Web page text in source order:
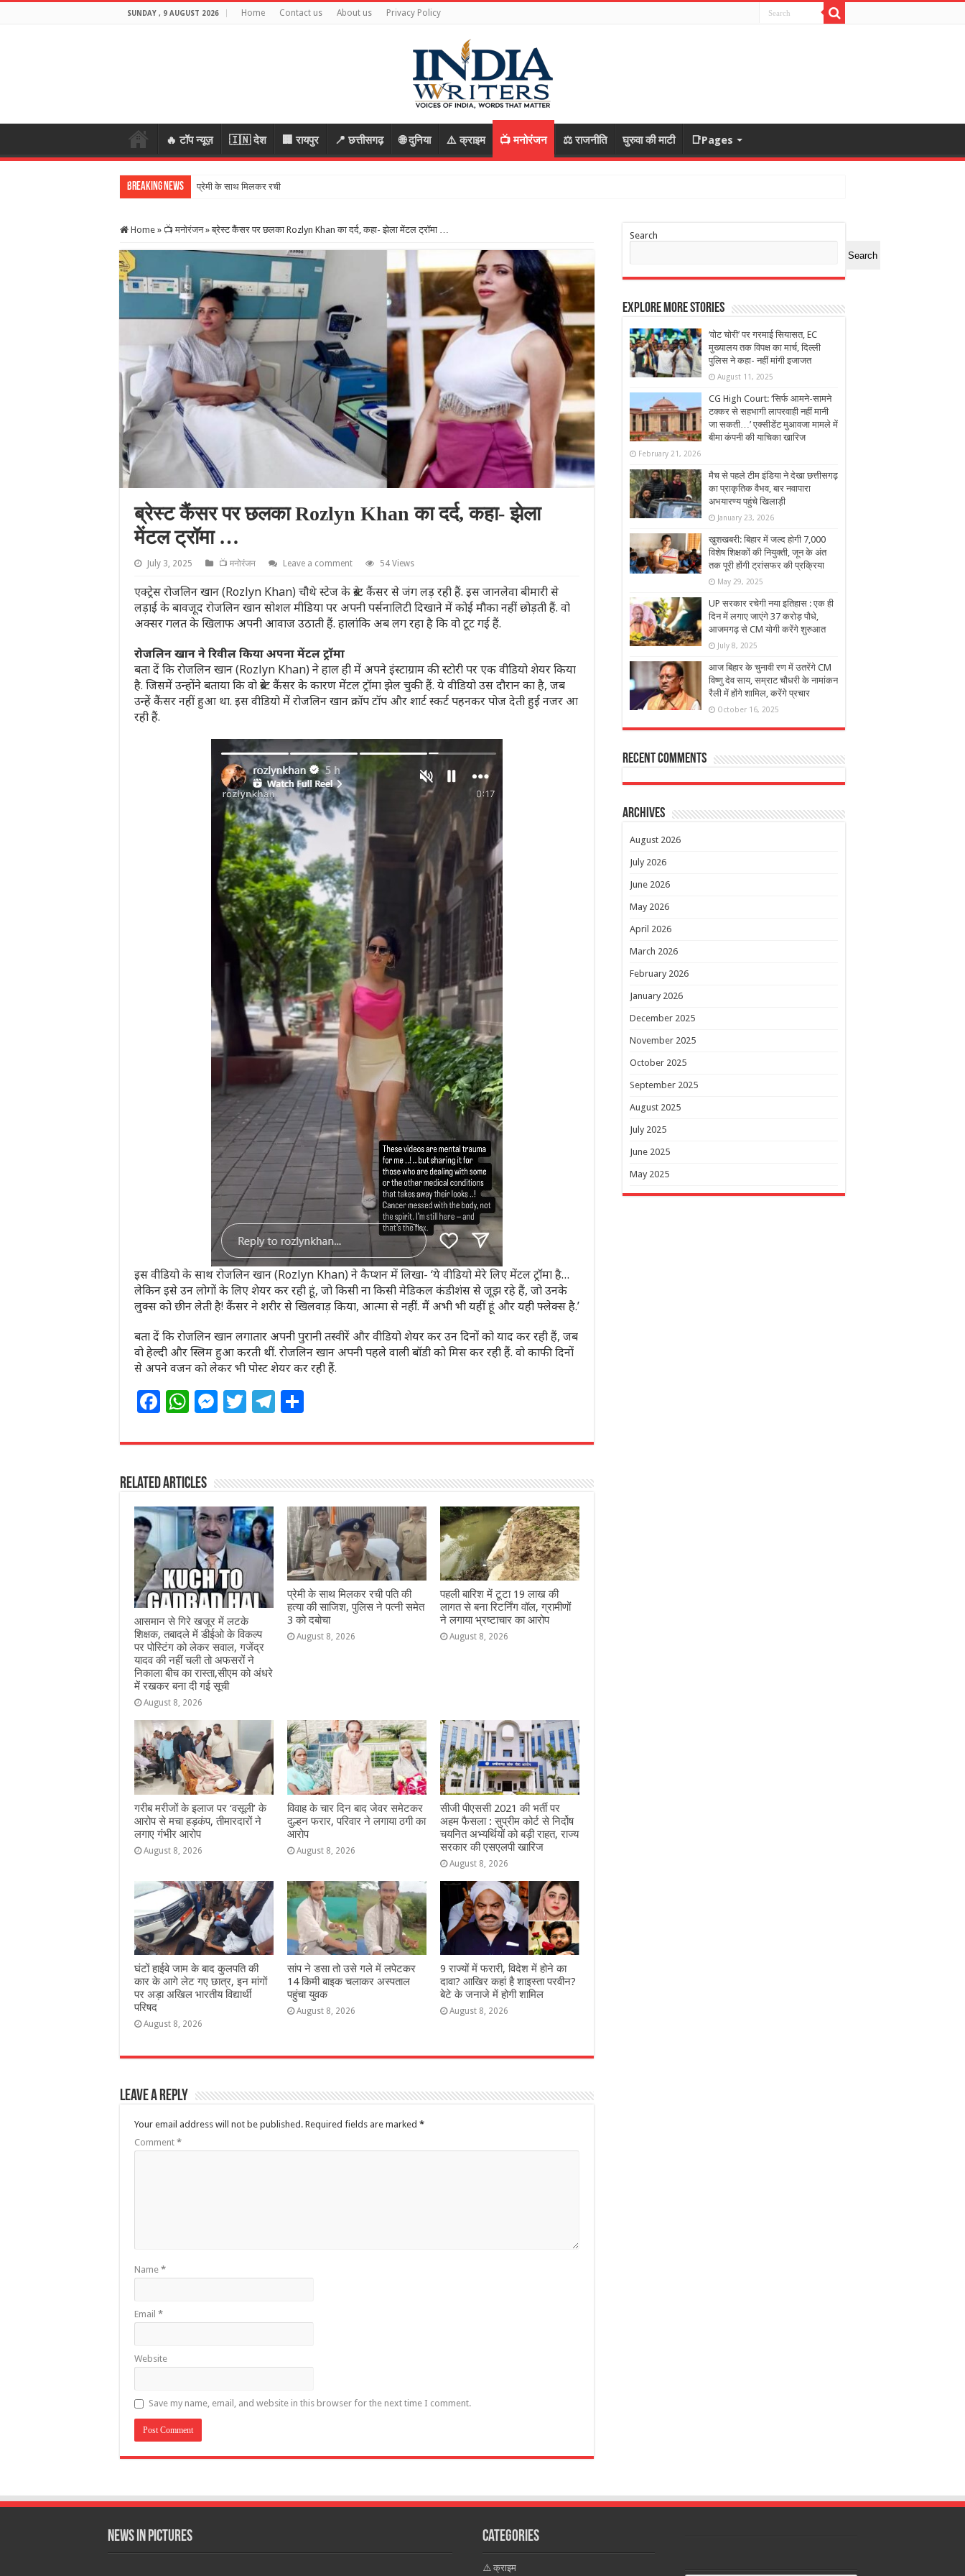
SUNDAY , 9 AUGUST 2026 Home Contact us About us Privacy Policy
🔥 टॉप न्यूज़ 🇮🇳 देश 🏢 रायपुर 📍 छत्तीसगढ़ 🌐 दुनिया ⚠️ क्राइम 📺 मनोरंजन ⚖️ राजनीति घुरुवा की माटी 📑Pages
Breaking News
Home » 📺 मनोरंजन » ब्रेस्ट कैंसर पर छलका Rozlyn Khan का दर्द, कहा- झेला मेंटल ट्रॉमा …
ब्रेस्ट कैंसर पर छलका Rozlyn Khan का दर्द, कहा- झेला
मेंटल ट्रॉमा …
July 3, 2025 📺 मनोरंजन Leave a comment 54 Views
एक्ट्रेस रोजलिन खान (Rozlyn Khan) चौथे स्टेज के ब्रेस्ट कैंसर से जंग लड़ रही हैं. इस जानलेवा बीमारी से
लड़ाई के बावजूद रोजलिन खान सोशल मीडिया पर अपनी पर्सनालिटी दिखाने में कोई मौका नहीं छोड़ती हैं. वो
अक्सर गलत के खिलाफ अपनी आवाज उठाती हैं. हालांकि अब लग रहा है कि वो टूट गई हैं.
रोजलिन खान ने रिवील किया अपना मेंटल ट्रॉमा
बता दें कि रोजलिन खान (Rozlyn Khan) ने हाल ही में अपने इंस्टाग्राम की स्टोरी पर एक वीडियो शेयर किया
है. जिसमें उन्होंने बताया कि वो ब्रेस्ट कैंसर के कारण मेंटल ट्रॉमा झेल चुकी हैं. ये वीडियो उस दौरान का है, जब
उन्हें कैंसर नहीं हुआ था. इस वीडियो में रोजलिन खान क्रॉप टॉप और शार्ट स्कर्ट पहनकर पोज देती हुई नजर आ
रही हैं.
इस वीडियो के साथ रोजलिन खान (Rozlyn Khan) ने कैप्शन में लिखा- ‘ये वीडियो मेरे लिए मेंटल ट्रॉमा है…
लेकिन इसे उन लोगों के लिए शेयर कर रही हूं, जो किसी ना किसी मेडिकल कंडीशंस से जूझ रहे हैं, जो उनके
लुक्स को छीन लेती है! कैंसर ने शरीर से खिलवाड़ किया, आत्मा से नहीं. मैं अभी भी यहीं हूं और यही फ्लेक्स है.’
बता दें कि रोजलिन खान लगातार अपनी पुरानी तस्वीरें और वीडियो शेयर कर उन दिनों को याद कर रही हैं, जब
वो हेल्दी और स्लिम हुआ करती थीं. रोजलिन खान अपनी पहले वाली बॉडी को मिस कर रही हैं. वो काफी दिनों
से अपने वजन को लेकर भी पोस्ट शेयर कर रही हैं.
F
c
e
b
o
o
k
W
at
s
A
p
p
M
ss
n
g
e
r
T
itt
r
T
e
ra
m
ar
Related Articles
आसमान से गिरे खजूर में लटके
शिक्षक, तबादले में डीईओ के विकल्प
पर पोस्टिंग को लेकर सवाल, गजेंद्र
यादव की नहीं चली तो अफसरों ने
निकाला बीच का रास्ता,सीएम को अंधरे
में रखकर बना दी गई सूची
August 8, 2026
प्रेमी के साथ मिलकर रची पति की
हत्या की साजिश, पुलिस ने पत्नी समेत
3 को दबोचा
August 8, 2026
पहली बारिश में टूटा 19 लाख की
लागत से बना रिटर्निंग वॉल, ग्रामीणों
ने लगाया भ्रष्टाचार का आरोप
August 8, 2026
गरीब मरीजों के इलाज पर ‘वसूली’ के
आरोप से मचा हड़कंप, तीमारदारों ने
लगाए गंभीर आरोप
August 8, 2026
विवाह के चार दिन बाद जेवर समेटकर
दुल्हन फरार, परिवार ने लगाया ठगी का
आरोप
August 8, 2026
सीजी पीएससी 2021 की भर्ती पर
अहम फैसला : सुप्रीम कोर्ट से निर्दोष
चयनित अभ्यर्थियों को बड़ी राहत, राज्य
सरकार की एसएलपी खारिज
August 8, 2026
घंटों हाईवे जाम के बाद कुलपति की
कार के आगे लेट गए छात्र, इन मांगों
पर अड़ा अखिल भारतीय विद्यार्थी
परिषद
August 8, 2026
सांप ने डसा तो उसे गले में लपेटकर
14 किमी बाइक चलाकर अस्पताल
पहुंचा युवक
August 8, 2026
9 राज्‍यों में फरारी, व‍िदेश में होने का
दावा? आख‍िर कहां है शाइस्‍ता परवीन?
बेटे के जनाजे में होगी शामिल
August 8, 2026
Leave a Reply
Your email address will not be published. Required fields are marked *
Comment *
Name *
Email *
Website
Save my name, email, and website in this browser for the next time I comment.
Search
Search
Explore More Stories
‘वोट चोरी’ पर गरमाई सियासत, EC
मुख्यालय तक विपक्ष का मार्च, दिल्ली
पुलिस ने कहा- नहीं मांगी इजाजत
August 11, 2025
CG High Court: ‘सिर्फ आमने-सामने
टक्कर से सहभागी लापरवाही नहीं मानी
जा सकती…’ एक्सीडेंट मुआवजा मामले में
बीमा कंपनी की याचिका खारिज
February 21, 2026
मैच से पहले टीम इंडिया ने देखा छत्तीसगढ़
का प्राकृतिक वैभव, बार नवापारा
अभयारण्य पहुंचे खिलाड़ी
January 23, 2026
खुशखबरी: बिहार में जल्द होगी 7,000
विशेष शिक्षकों की नियुक्ती, जून के अंत
तक पूरी होंगी ट्रांसफर की प्रक्रिया
May 29, 2025
UP सरकार रचेगी नया इतिहास : एक ही
दिन में लगाए जाएंगे 37 करोड़ पौधे,
आजमगढ़ से CM योगी करेंगे शुरुआत
July 8, 2025
आज बिहार के चुनावी रण में उतरेंगे CM
विष्णु देव साय, सम्राट चौधरी के नामांकन
रैली में होंगे शामिल, करेंगे प्रचार
October 16, 2025
Recent Comments
Archives
August 2026
July 2026
June 2026
May 2026
April 2026
March 2026
February 2026
January 2026
December 2025
November 2025
October 2025
September 2025
August 2025
July 2025
June 2025
May 2025
News in Pictures Categories
⚠️ क्राइम